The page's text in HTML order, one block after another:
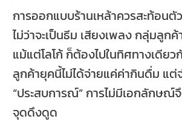
การออกแบบร้านเหล้าควรสะท้อน
ไม่ว่าจะเป็นธีม เสียงเพลง กลุ่มลูก
แม้แต่โลโก้ ก็ต้องไปในทิศทางเดีย
ลูกค้ายุคนี้ไม่ได้จ่ายแค่ค่ากินดื่ม แต่
“ประสบการณ์” การไม่มีเอกลักษณ์
จุดดึงดูด